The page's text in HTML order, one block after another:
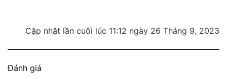
Cập nhật lần cuối lúc 11:12 ngày 26 Tháng 9, 2023
Đánh giá